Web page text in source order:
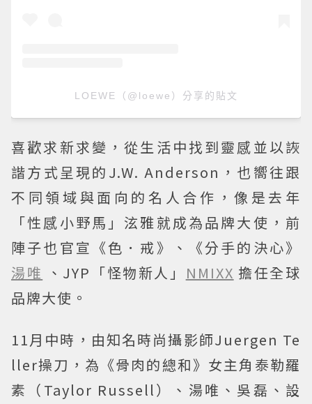
LOEWE（@loewe）分享的貼文
喜歡求新求變，從生活中找到靈感並以詼
諧方式呈現的J.W. Anderson，也嚮往跟
不同領域與面向的名人合作，像是去年
「性感小野馬」泫雅就成為品牌大使，前
陣子也官宣《色．戒》、《分手的決心》
湯唯 、JYP「怪物新人」 NMIXX 擔任全球
品牌大使。
11月中時，由知名時尚攝影師Juergen Te
ller操刀，為《骨肉的總和》女主角泰勒羅
素（Taylor Russell）、湯唯、吳磊、設